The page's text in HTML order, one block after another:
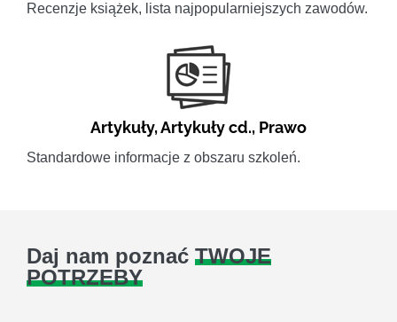
Recenzje książek, lista najpopularniejszych zawodów.
Artykuły,Artykuły cd., Prawo
Standardowe informacje z obszaru szkoleń.
Daj nam poznać TWOJE
POTRZEBY